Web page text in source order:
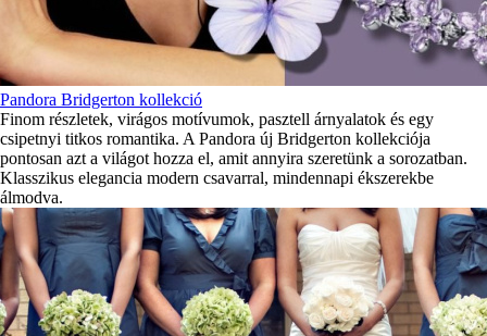
Pandora Bridgerton kollekció
Finom részletek, virágos motívumok, pasztell árnyalatok és egy
csipetnyi titkos romantika. A Pandora új Bridgerton kollekciója
pontosan azt a világot hozza el, amit annyira szeretünk a sorozatban.
Klasszikus elegancia modern csavarral, mindennapi ékszerekbe
álmodva.